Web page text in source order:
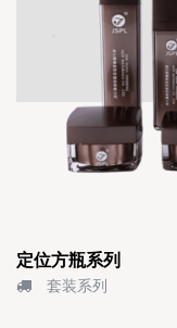
定位方瓶系列
套装系列